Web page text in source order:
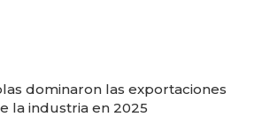
dominaron las exportaciones
la industria en 2025